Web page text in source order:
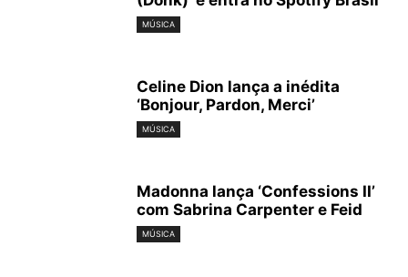
MÚSICA
Celine Dion lança a inédita
‘Bonjour, Pardon, Merci’
MÚSICA
Madonna lança ‘Confessions II’
com Sabrina Carpenter e Feid
MÚSICA